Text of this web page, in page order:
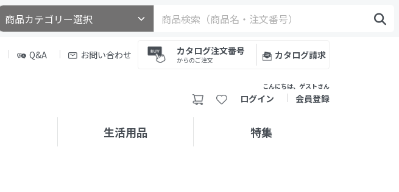
Q&A お問い合わせ カタログ注文番号
からのご注文 カタログ請求
こんにちは、ゲストさん
ログイン 会員登録
生活用品 特集